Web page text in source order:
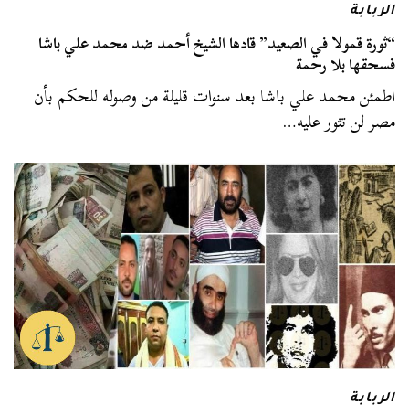
الربابة
“ثورة قمولا في الصعيد” قادها الشيخ أحمد ضد محمد علي باشا
فسحقها بلا رحمة
اطمئن محمد علي باشا بعد سنوات قليلة من وصوله للحكم بأن
مصر لن تثور عليه…
الربابة